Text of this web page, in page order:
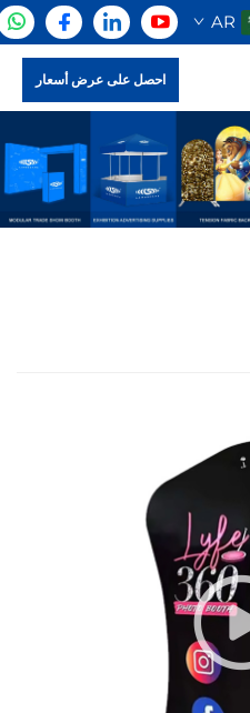
AR
احصل على عرض أسعار